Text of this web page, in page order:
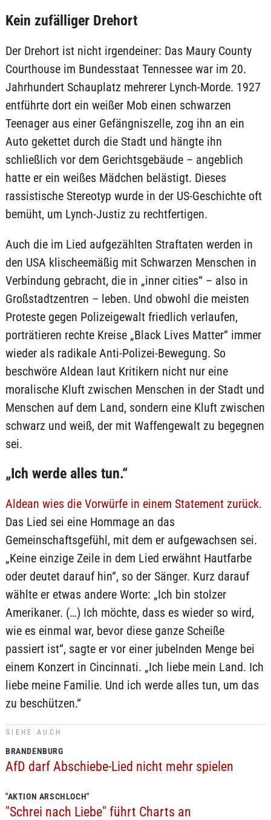
Kein zufälliger Drehort
Der Drehort ist nicht irgendeiner: Das Maury County
Courthouse im Bundesstaat Tennessee war im 20.
Jahrhundert Schauplatz mehrerer Lynch-Morde. 1927
entführte dort ein weißer Mob einen schwarzen
Teenager aus einer Gefängniszelle, zog ihn an ein
Auto gekettet durch die Stadt und hängte ihn
schließlich vor dem Gerichtsgebäude – angeblich
hatte er ein weißes Mädchen belästigt. Dieses
rassistische Stereotyp wurde in der US-Geschichte oft
bemüht, um Lynch-Justiz zu rechtfertigen.
Auch die im Lied aufgezählten Straftaten werden in
den USA klischeemäßig mit Schwarzen Menschen in
Verbindung gebracht, die in „inner cities“ – also in
Großstadtzentren – leben. Und obwohl die meisten
Proteste gegen Polizeigewalt friedlich verlaufen,
porträtieren rechte Kreise „Black Lives Matter“ immer
wieder als radikale Anti-Polizei-Bewegung. So
beschwöre Aldean laut Kritikern nicht nur eine
moralische Kluft zwischen Menschen in der Stadt und
Menschen auf dem Land, sondern eine Kluft zwischen
schwarz und weiß, der mit Waffengewalt zu begegnen
sei.
„Ich werde alles tun.“
Aldean wies die Vorwürfe in einem Statement zurück.
Das Lied sei eine Hommage an das
Gemeinschaftsgefühl, mit dem er aufgewachsen sei.
„Keine einzige Zeile in dem Lied erwähnt Hautfarbe
oder deutet darauf hin“, so der Sänger. Kurz darauf
wählte er etwas andere Worte: „Ich bin stolzer
Amerikaner. (…) Ich möchte, dass es wieder so wird,
wie es einmal war, bevor diese ganze Scheiße
passiert ist“, sagte er vor einer jubelnden Menge bei
einem Konzert in Cincinnati. „Ich liebe mein Land. Ich
liebe meine Familie. Und ich werde alles tun, um das
zu beschützen.“
SIEHE AUCH
BRANDENBURG
AfD darf Abschiebe-Lied nicht mehr spielen
"AKTION ARSCHLOCH"
"Schrei nach Liebe" führt Charts an